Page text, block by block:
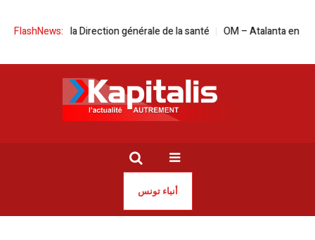
FlashNews:
tête de la Direction générale de la santé OM – Atalanta en live
أنباء تونس